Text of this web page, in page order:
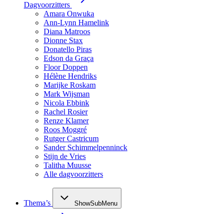
Dagvoorzitters
Amara Onwuka
Ann-Lynn Hamelink
Diana Matroos
Dionne Stax
Donatello Piras
Edson da Graça
Floor Doppen
Hélène Hendriks
Marijke Roskam
Mark Wijsman
Nicola Ebbink
Rachel Rosier
Renze Klamer
Roos Moggré
Rutger Castricum
Sander Schimmelpenninck
Stijn de Vries
Talitha Muusse
Alle dagvoorzitters
Thema’s ShowSubMenu